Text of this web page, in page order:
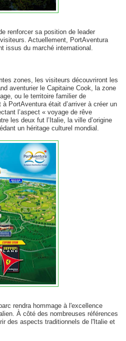
renforcer sa position de leader
Actuellement, PortAventura
issus du marché international.
zones, les visiteurs découvriront les
aventurier le Capitaine Cook, la zone
ou le territoire familier de
PortAventura était d’arriver à créer un
l’aspect « voyage de rêve
les deux fut l’Italie, la ville d’origine
un héritage culturel mondial.
rendra hommage à l'excellence
À côté des nombreuses références
des aspects traditionnels de l'Italie et